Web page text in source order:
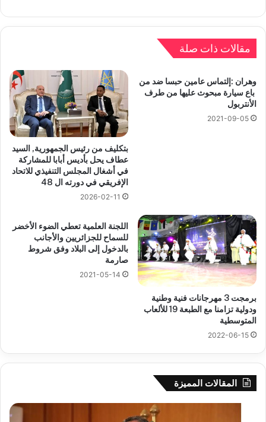
مقالات ذات صلة
وهران :إلتماس عامين حبسا ضد من
باع سيارة مبحوث عليها من طرف
الأنتربول
2021-09-05
بتكليف من رئيس الجمهورية, السيد
عطاف يحل بأديس أبابا للمشاركة
في أشغال المجلس التنفيذي للاتحاد
الإفريقي في دورته ال 48
2026-02-11
برمجت 3 مهرجانات فنية وطنية
ودولية تزامنا مع الطبعة 19 للألعاب
المتوسطية
2022-06-15
اللجنة العلمية تعطي الضوء الأخضر
للسماح للجزائريين والأجانب
بالدخول إلى البلاد وفق شروط
صارمة
2021-05-14
المقالات المميزة